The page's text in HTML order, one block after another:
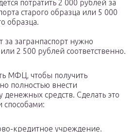
потратить 2 000 рублей за
старого образца или 5 000
образца.
за загранпаспорт нужно
2 500 рублей соответственно.
МФЦ, чтобы получить
полностью внести
средств. Сделать это
кредитное учреждение.